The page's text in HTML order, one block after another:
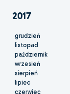
2017
grudzień
listopad
październik
wrzesień
sierpień
lipiec
czerwiec